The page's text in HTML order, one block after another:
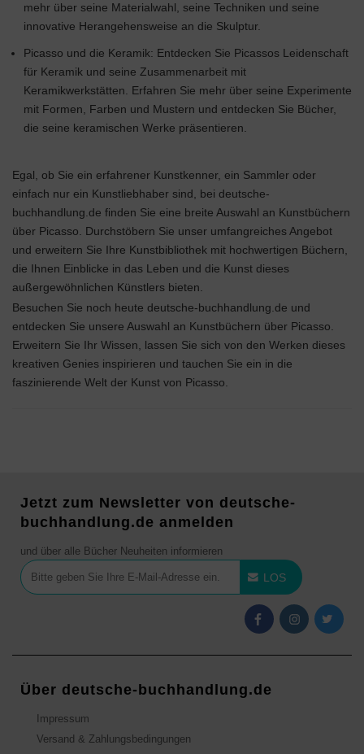
mehr über seine Materialwahl, seine Techniken und seine
innovative Herangehensweise an die Skulptur.
Picasso und die Keramik: Entdecken Sie Picassos Leidenschaft
für Keramik und seine Zusammenarbeit mit
Keramikwerkstätten. Erfahren Sie mehr über seine Experimente
mit Formen, Farben und Mustern und entdecken Sie Bücher,
die seine keramischen Werke präsentieren.
Egal, ob Sie ein erfahrener Kunstkenner, ein Sammler oder
einfach nur ein Kunstliebhaber sind, bei deutsche-
buchhandlung.de finden Sie eine breite Auswahl an Kunstbüchern
über Picasso. Durchstöbern Sie unser umfangreiches Angebot
und erweitern Sie Ihre Kunstbibliothek mit hochwertigen Büchern,
die Ihnen Einblicke in das Leben und die Kunst dieses
außergewöhnlichen Künstlers bieten.
Besuchen Sie noch heute deutsche-buchhandlung.de und
entdecken Sie unsere Auswahl an Kunstbüchern über Picasso.
Erweitern Sie Ihr Wissen, lassen Sie sich von den Werken dieses
kreativen Genies inspirieren und tauchen Sie ein in die
faszinierende Welt der Kunst von Picasso.
Jetzt zum Newsletter von deutsche-
buchhandlung.de anmelden
und über alle Bücher Neuheiten informieren
LOS
Über deutsche-buchhandlung.de
Impressum
Versand & Zahlungsbedingungen